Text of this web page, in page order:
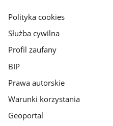
gov.pl
Polityka cookies
Służba cywilna
Profil zaufany
BIP
Prawa autorskie
Warunki korzystania
Geoportal